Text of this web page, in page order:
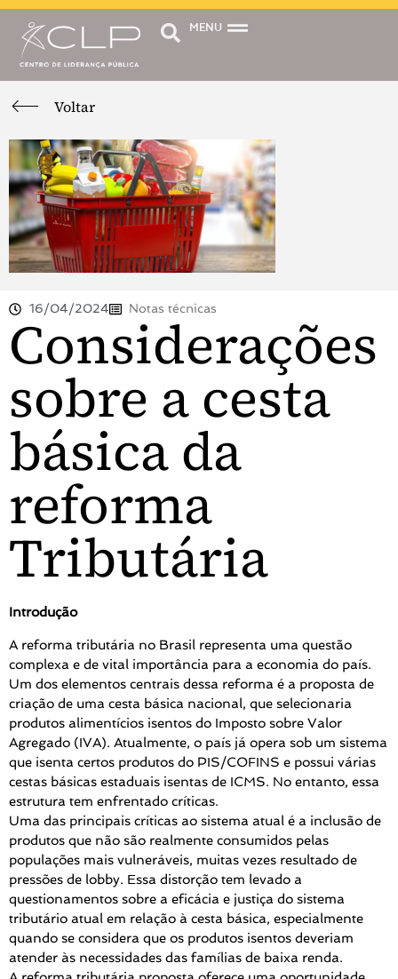
MENU
Voltar
16/04/2024 Notas técnicas
Considerações
sobre a cesta
básica da
reforma
Tributária
Introdução
A reforma tributária no Brasil representa uma questão
complexa e de vital importância para a economia do país.
Um dos elementos centrais dessa reforma é a proposta de
criação de uma cesta básica nacional, que selecionaria
produtos alimentícios isentos do Imposto sobre Valor
Agregado (IVA). Atualmente, o país já opera sob um sistema
que isenta certos produtos do PIS/COFINS e possui várias
cestas básicas estaduais isentas de ICMS. No entanto, essa
estrutura tem enfrentado críticas.
Uma das principais críticas ao sistema atual é a inclusão de
produtos que não são realmente consumidos pelas
populações mais vulneráveis, muitas vezes resultado de
pressões de lobby. Essa distorção tem levado a
questionamentos sobre a eficácia e justiça do sistema
tributário atual em relação à cesta básica, especialmente
quando se considera que os produtos isentos deveriam
atender às necessidades das famílias de baixa renda.